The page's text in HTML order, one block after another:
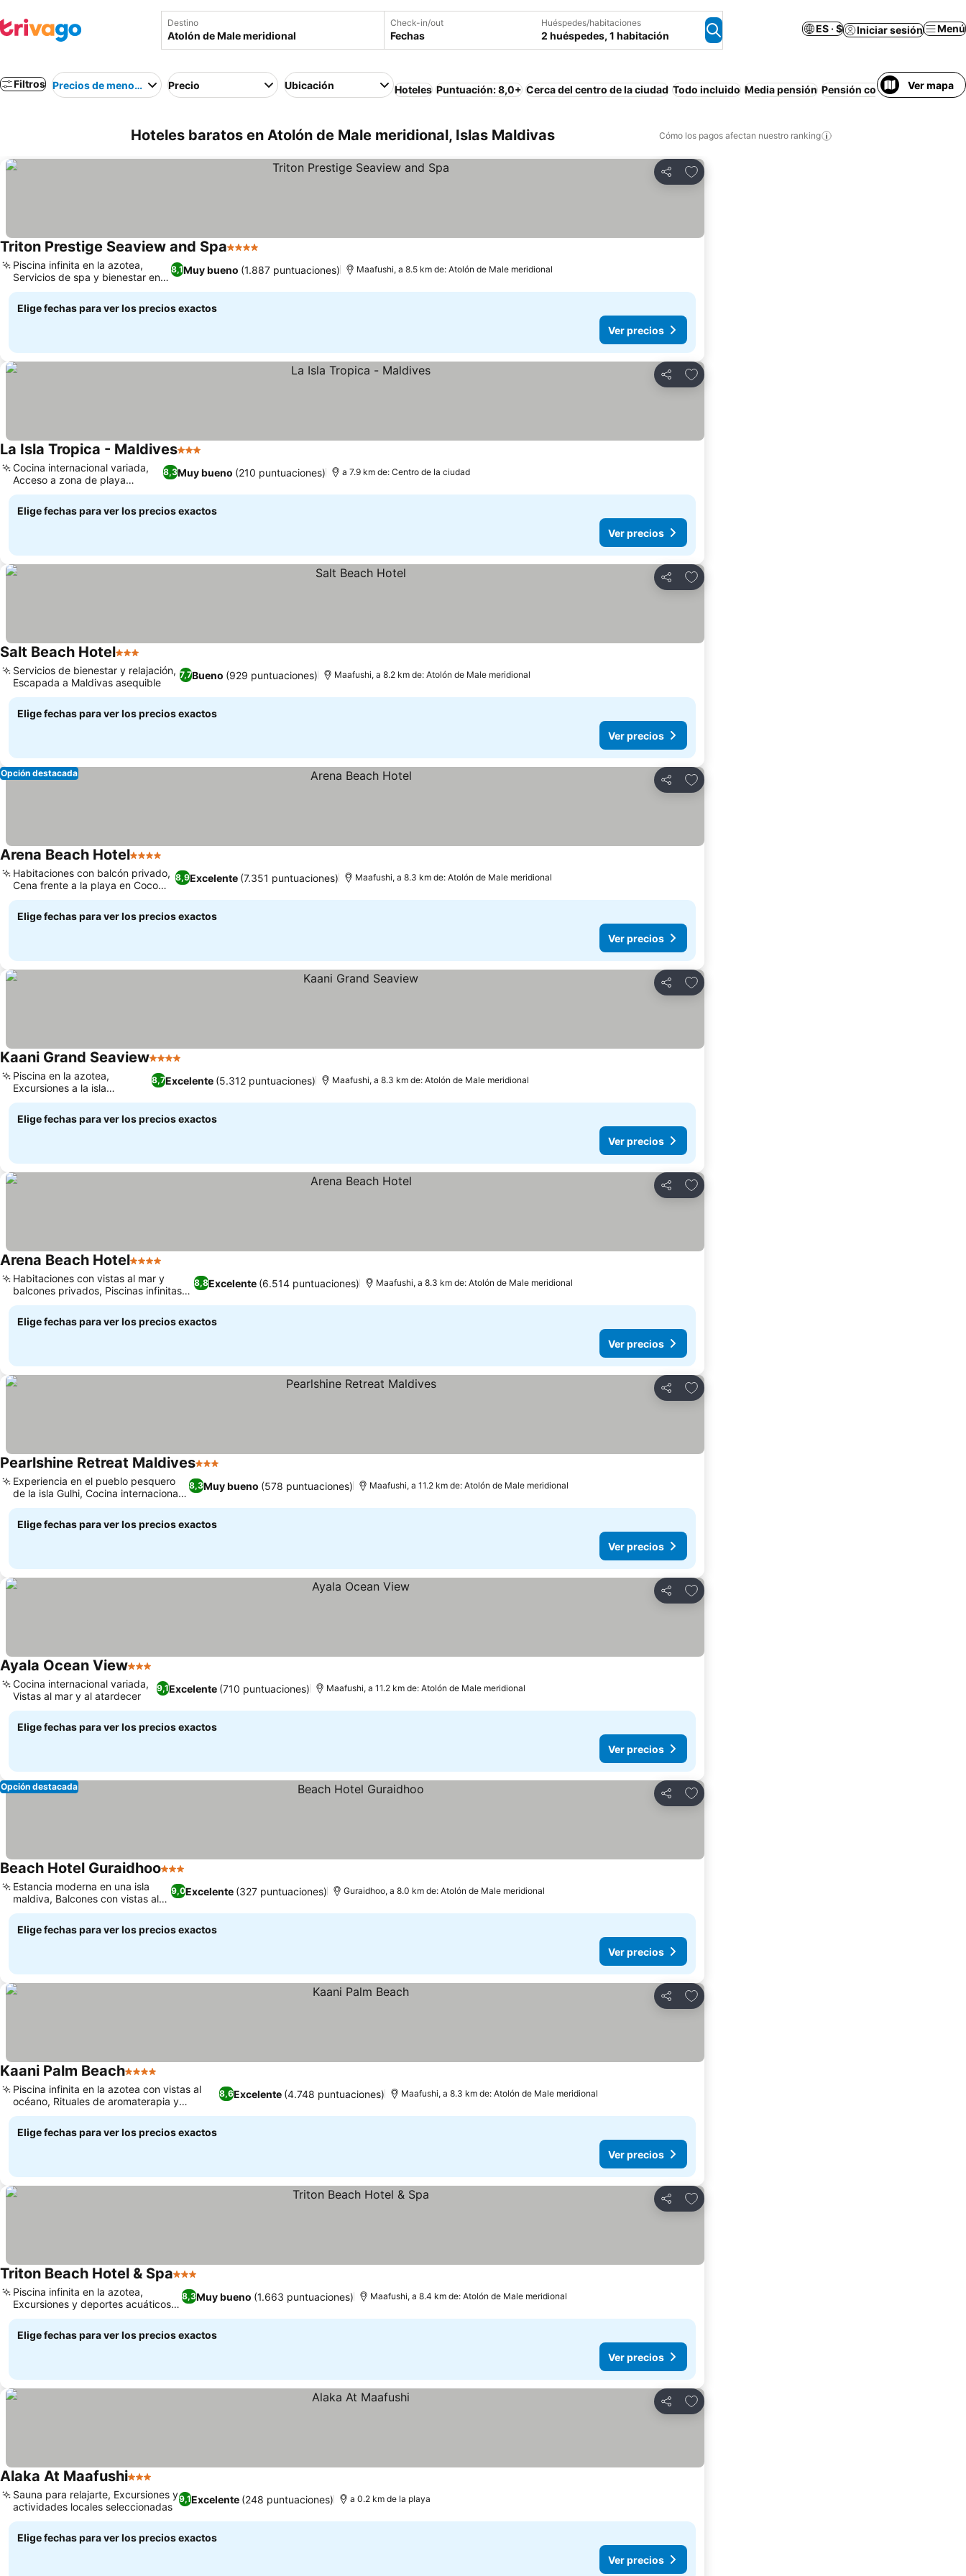
Destino Check-in/out
Fechas
Huéspedes/habitaciones
2 huéspedes, 1 habitación
ES · $ Iniciar sesión Menú
Filtros Precios de menor a mayorPrecio Ubicación Hoteles Puntuación: 8,0+ Cerca del centro de la ciudad Todo incluido Media pensión Pensión completa Resort
Ver mapa
Hoteles baratos en Atolón de Male meridional, Islas Maldivas Cómo los pagos afectan nuestro ranking
Compartir
Agregar a favoritos
Triton Prestige Seaview and Spa4 Estrellas
8,1Muy bueno (1.887 puntuaciones)
Piscina infinita en la azotea,
Servicios de spa y bienestar en
el hotel
Maafushi, a 8.5 km de: Atolón de Male meridional
Elige fechas para ver los precios exactos
Ver precios
Compartir
Agregar a favoritos
La Isla Tropica - Maldives3 Estrellas
8,3Muy bueno (210 puntuaciones)
Cocina internacional variada,
Acceso a zona de playa
privada
a 7.9 km de: Centro de la ciudad
Elige fechas para ver los precios exactos
Ver precios
Compartir
Agregar a favoritos
Salt Beach Hotel3 Estrellas
7,7Bueno (929 puntuaciones)
Servicios de bienestar y relajación,
Escapada a Maldivas asequible
Maafushi, a 8.2 km de: Atolón de Male meridional
Elige fechas para ver los precios exactos
Ver precios
Compartir
Agregar a favoritos
Opción destacada
Arena Beach Hotel4 Estrellas
8,9Excelente (7.351 puntuaciones)
Habitaciones con balcón privado,
Cena frente a la playa en Coco
Grill
Maafushi, a 8.3 km de: Atolón de Male meridional
Elige fechas para ver los precios exactos
Ver precios
Compartir
Agregar a favoritos
Kaani Grand Seaview4 Estrellas
8,7Excelente (5.312 puntuaciones)
Piscina en la azotea,
Excursiones a la isla
seleccionadas
Maafushi, a 8.3 km de: Atolón de Male meridional
Elige fechas para ver los precios exactos
Ver precios
Compartir
Agregar a favoritos
Arena Beach Hotel4 Estrellas
8,8Excelente (6.514 puntuaciones)
Habitaciones con vistas al mar y
balcones privados, Piscinas infinitas
en la azotea
Maafushi, a 8.3 km de: Atolón de Male meridional
Elige fechas para ver los precios exactos
Ver precios
Compartir
Agregar a favoritos
Pearlshine Retreat Maldives3 Estrellas
8,3Muy bueno (578 puntuaciones)
Experiencia en el pueblo pesquero
de la isla Gulhi, Cocina internacional
y local
Maafushi, a 11.2 km de: Atolón de Male meridional
Elige fechas para ver los precios exactos
Ver precios
Compartir
Agregar a favoritos
Ayala Ocean View3 Estrellas
9,1Excelente (710 puntuaciones)
Cocina internacional variada,
Vistas al mar y al atardecer
Maafushi, a 11.2 km de: Atolón de Male meridional
Elige fechas para ver los precios exactos
Ver precios
Compartir
Agregar a favoritos
Opción destacada
Beach Hotel Guraidhoo3 Estrellas
9,0Excelente (327 puntuaciones)
Estancia moderna en una isla
maldiva, Balcones con vistas al
mar
Guraidhoo, a 8.0 km de: Atolón de Male meridional
Elige fechas para ver los precios exactos
Ver precios
Compartir
Agregar a favoritos
Kaani Palm Beach4 Estrellas
8,6Excelente (4.748 puntuaciones)
Piscina infinita en la azotea con vistas al
océano, Rituales de aromaterapia y
masajes en Sampa Spa
Maafushi, a 8.3 km de: Atolón de Male meridional
Elige fechas para ver los precios exactos
Ver precios
Compartir
Agregar a favoritos
Triton Beach Hotel & Spa3 Estrellas
8,3Muy bueno (1.663 puntuaciones)
Piscina infinita en la azotea,
Excursiones y deportes acuáticos
organizados
Maafushi, a 8.4 km de: Atolón de Male meridional
Elige fechas para ver los precios exactos
Ver precios
Compartir
Agregar a favoritos
Alaka At Maafushi3 Estrellas
9,1Excelente (248 puntuaciones)
Sauna para relajarte, Excursiones y
actividades locales seleccionadas
a 0.2 km de la playa
Elige fechas para ver los precios exactos
Ver precios